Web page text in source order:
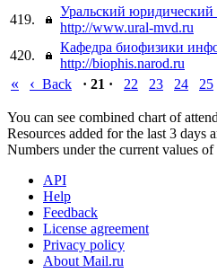
419.
Уральский
http://www.ural-mvd.ru
420.
Кафедра биофизики
http://biophis.narod.ru
« ‹ Back · 21 · 22 23 24 25
You can see combined chart of
Resources added for the last 3 days
Numbers under the current values
API
Help
Feedback
License agreement
Privacy policy
About Mail.ru